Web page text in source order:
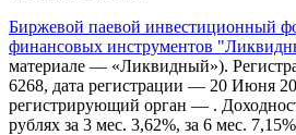
Биржевой паевой инвестиционный
финансовых инструментов
материале — «Ликвидный»).
6268, дата регистрации — 20 Июня
регистрирующий орган — .
рублях за 3 мес. 3,62%, за 6 мес.